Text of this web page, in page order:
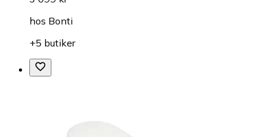
hos Bonti
+5 butiker